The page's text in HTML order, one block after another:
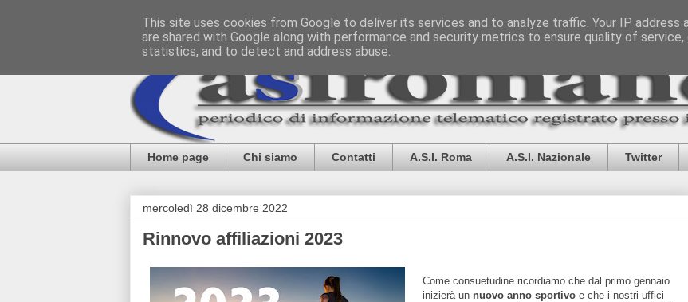
Home page Chi siamo Contatti A.S.I. Roma A.S.I. Nazionale Twitter
mercoledì 28 dicembre 2022
Rinnovo affiliazioni 2023
Come consuetudine ricordiamo che dal primo gennaio
inizierà un nuovo anno sportivo e che i nostri uffici
This site uses cookies from Google to deliver its services and to analyze traffic. Your IP address
are shared with Google along with performance and security metrics to ensure quality of service,
statistics, and to detect and address abuse.